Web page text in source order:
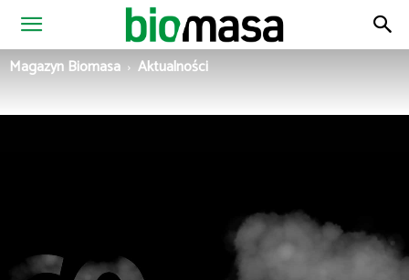
Magazyn
Magazyn Biomasa Aktualności